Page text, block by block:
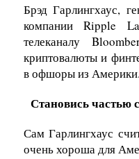
Брэд Гарлингхаус,
компании Ripple
телеканалу
криптовалюты и
в офшоры из Америки.
Становись частью
Сам Гарлингхаус
очень хороша для